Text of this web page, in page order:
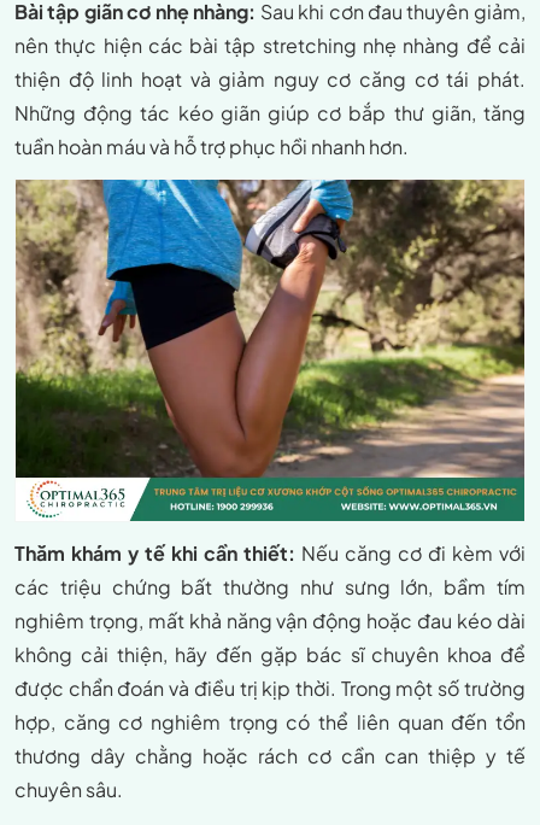
Bài tập giãn cơ nhẹ nhàng: Sau khi cơn đau thuyên giảm,
nên thực hiện các bài tập stretching nhẹ nhàng để cải
thiện độ linh hoạt và giảm nguy cơ căng cơ tái phát.
Những động tác kéo giãn giúp cơ bắp thư giãn, tăng
tuần hoàn máu và hỗ trợ phục hồi nhanh hơn.
Thăm khám y tế khi cần thiết: Nếu căng cơ đi kèm với
các triệu chứng bất thường như sưng lớn, bầm tím
nghiêm trọng, mất khả năng vận động hoặc đau kéo dài
không cải thiện, hãy đến gặp bác sĩ chuyên khoa để
được chẩn đoán và điều trị kịp thời. Trong một số trường
hợp, căng cơ nghiêm trọng có thể liên quan đến tổn
thương dây chằng hoặc rách cơ cần can thiệp y tế
chuyên sâu.